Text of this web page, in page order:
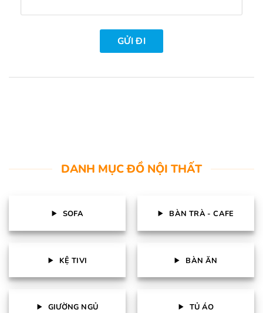
DANH MỤC ĐỒ NỘI THẤT
SOFA BÀN TRÀ - CAFE
KỆ TIVI BÀN ĂN
GIƯỜNG NGỦ TỦ ÁO